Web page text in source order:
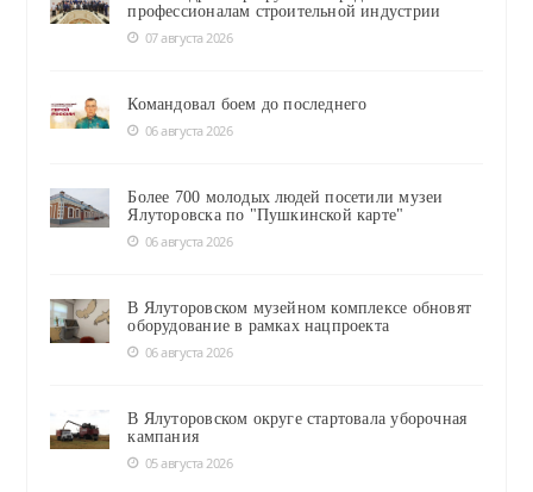
профессионалам строительной индустрии
07 августа 2026
Командовал боем до последнего
06 августа 2026
Более 700 молодых людей посетили музеи
Ялуторовска по "Пушкинской карте"
06 августа 2026
В Ялуторовском музейном комплексе обновят
оборудование в рамках нацпроекта
06 августа 2026
В Ялуторовском округе стартовала уборочная
кампания
05 августа 2026